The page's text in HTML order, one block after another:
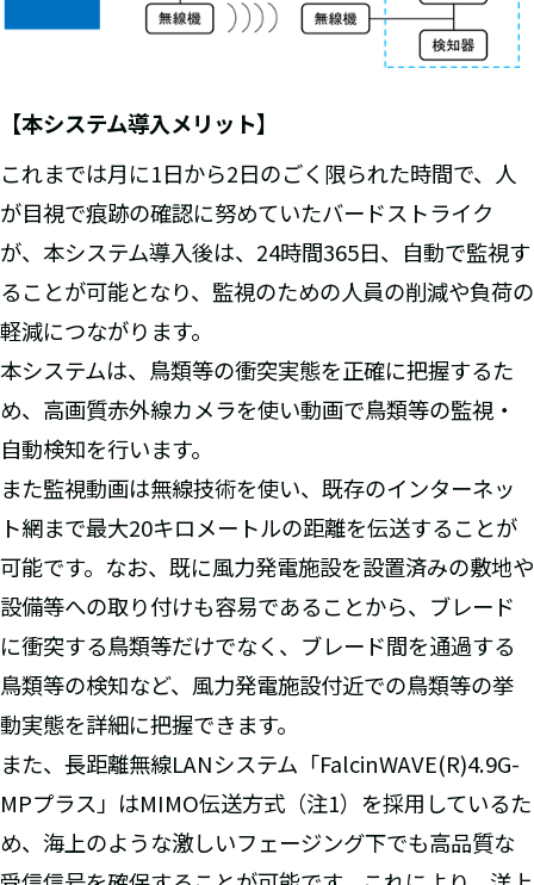
【本システム導入メリット】
これまでは月に1日から2日のごく限られた時間で、人
が目視で痕跡の確認に努めていたバードストライク
が、本システム導入後は、24時間365日、自動で監視す
ることが可能となり、監視のための人員の削減や負荷の
軽減につながります。
本システムは、鳥類等の衝突実態を正確に把握するた
め、高画質赤外線カメラを使い動画で鳥類等の監視・
自動検知を行います。
また監視動画は無線技術を使い、既存のインターネッ
ト網まで最大20キロメートルの距離を伝送することが
可能です。なお、既に風力発電施設を設置済みの敷地や
設備等への取り付けも容易であることから、ブレード
に衝突する鳥類等だけでなく、ブレード間を通過する
鳥類等の検知など、風力発電施設付近での鳥類等の挙
動実態を詳細に把握できます。
また、長距離無線LANシステム「FalcinWAVE(R)4.9G-
MPプラス」はMIMO伝送方式（注1）を採用しているた
め、海上のような激しいフェージング下でも高品質な